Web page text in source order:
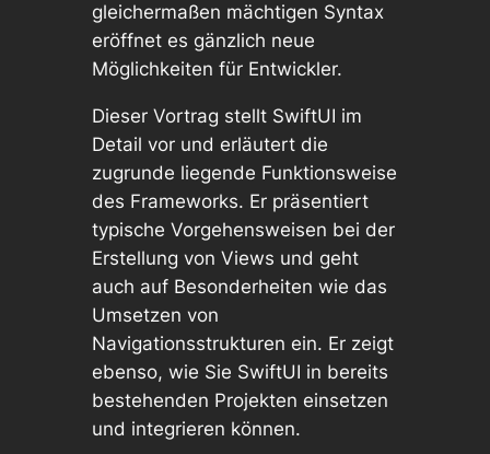
gleichermaßen mächtigen Syntax
eröffnet es gänzlich neue
Möglichkeiten für Entwickler.
Dieser Vortrag stellt SwiftUI im
Detail vor und erläutert die
zugrunde liegende Funktionsweise
des Frameworks. Er präsentiert
typische Vorgehensweisen bei der
Erstellung von Views und geht
auch auf Besonderheiten wie das
Umsetzen von
Navigationsstrukturen ein. Er zeigt
ebenso, wie Sie SwiftUI in bereits
bestehenden Projekten einsetzen
und integrieren können.